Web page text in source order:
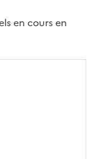
en cours en